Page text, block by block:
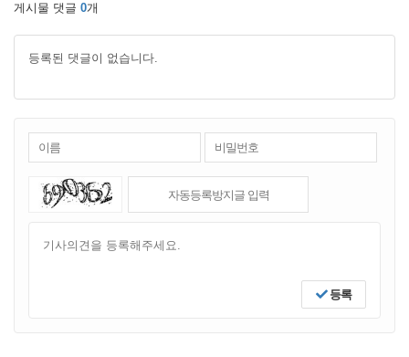
게시물 댓글 0개
등록된 댓글이 없습니다.
등록